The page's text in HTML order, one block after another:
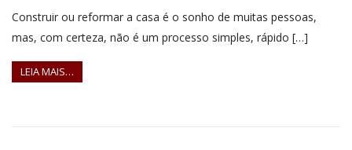
Construir ou reformar a casa é o sonho de muitas pessoas,
mas, com certeza, não é um processo simples, rápido […]
LEIA MAIS…